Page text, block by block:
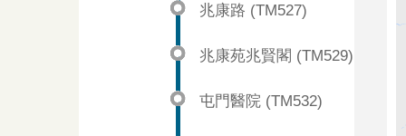
兆康路 (TM527)
兆康苑兆賢閣 (TM529)
屯門醫院 (TM532)